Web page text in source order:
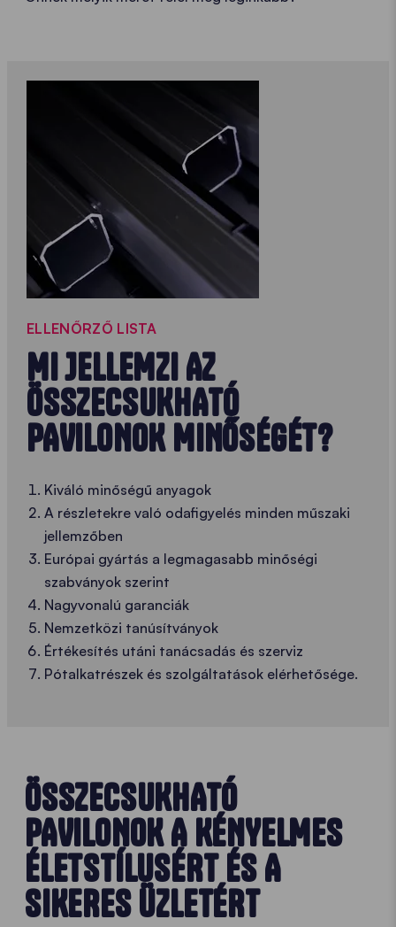
ELLENŐRZŐ LISTA
MI JELLEMZI AZ
ÖSSZECSUKHATÓ
PAVILONOK MINŐSÉGÉT?
Kiváló minőségű anyagok
A részletekre való odafigyelés minden műszaki
jellemzőben
Európai gyártás a legmagasabb minőségi
szabványok szerint
Nagyvonalú garanciák
Nemzetközi tanúsítványok
Értékesítés utáni tanácsadás és szerviz
Pótalkatrészek és szolgáltatások elérhetősége.
ÖSSZECSUKHATÓ
PAVILONOK A KÉNYELMES
ÉLETSTÍLUSÉRT ÉS A
SIKERES ÜZLETÉRT